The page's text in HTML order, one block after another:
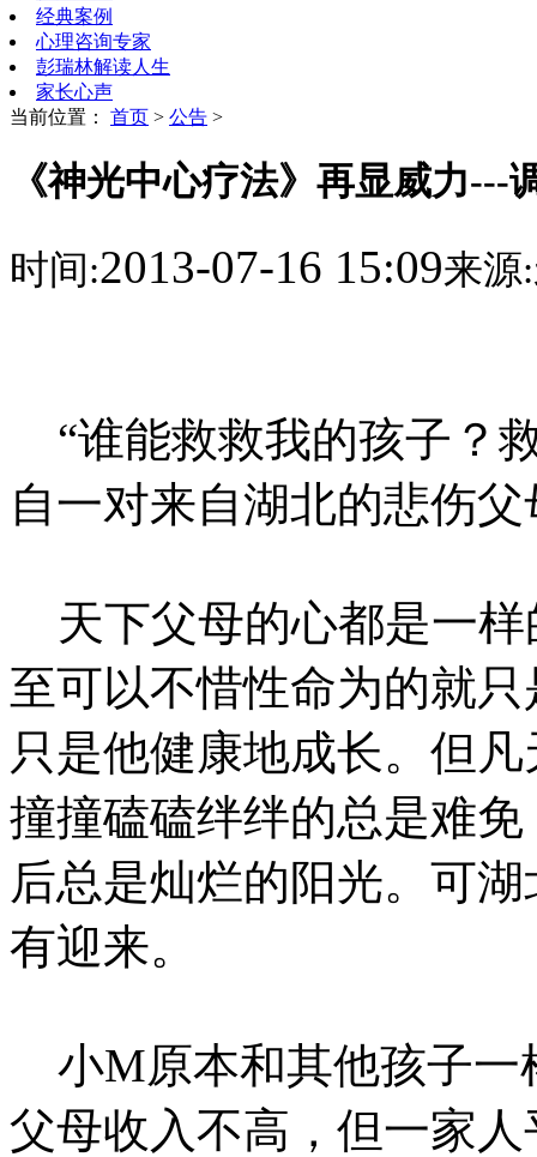
经典案例
心理咨询专家
彭瑞林解读人生
家长心声
当前位置： 首页 > 公告 >
《神光中心疗法》再显威力---
时间:2013-07-16 15:09来源:
“谁能救救我的孩子？
自一对来自湖北的悲伤
天下父母的心都是一样
至可以不惜性命为的就
只是他健康地成长。但
撞撞磕磕绊绊的总是难
后总是灿烂的阳光。可
有迎来。
小M原本和其他孩子一
父母收入不高，但一家